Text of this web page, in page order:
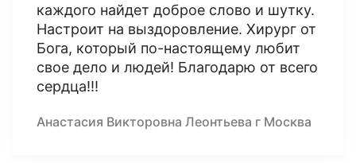
каждого найдет доброе слово и шутку.
Настроит на выздоровление. Хирург от
Бога, который по-настоящему любит
свое дело и людей! Благодарю от всего
сердца!!!
Анастасия Викторовна Леонтьева г Москва